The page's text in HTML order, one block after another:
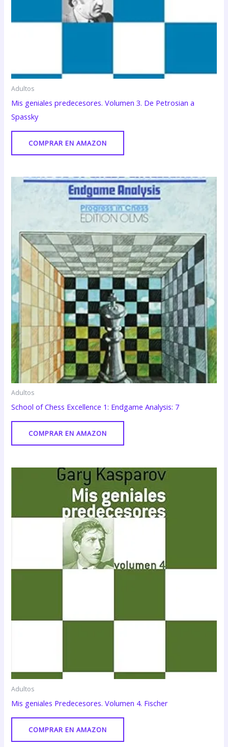
Adultos
Mis geniales predecesores. Volumen 3. De Petrosian a
Spassky
COMPRAR EN AMAZON
Adultos
School of Chess Excellence 1: Endgame Analysis: 7
COMPRAR EN AMAZON
Adultos
Mis geniales Predecesores. Volumen 4. Fischer
COMPRAR EN AMAZON